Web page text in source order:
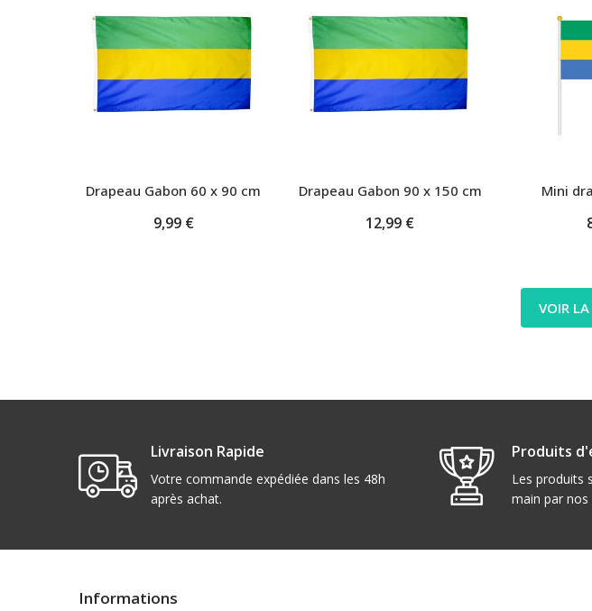
Drapeau Gabon 60 x 90 cm
9,99 €
Drapeau Gabon 90 x 150 cm
12,99 €
Mini
VOIR
Livraison Rapide
Votre commande expédiée dans les 48h
après achat.
Produits
Les produits
main par
Informations